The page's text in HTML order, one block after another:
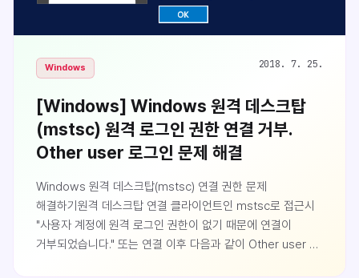
Windows 2018. 7. 25.
[Windows] Windows 원격 데스크탑
(mstsc) 원격 로그인 권한 연결 거부.
Other user 로그인 문제 해결
Windows 원격 데스크탑(mstsc) 연결 권한 문제
해결하기원격 데스크탑 연결 클라이언트인 mstsc로 접근시
"사용자 계정에 원격 로그인 권한이 없기 때문에 연결이
거부되었습니다." 또는 연결 이후 다음과 같이 Other user To